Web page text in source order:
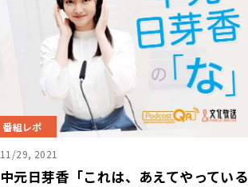
番組レポ
11/29, 2021
中元日芽香「これは、あえてやっている